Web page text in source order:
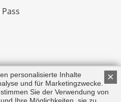
×
personalisierte Inhalte
und für Marketingzwecke.
Sie der Verwendung von